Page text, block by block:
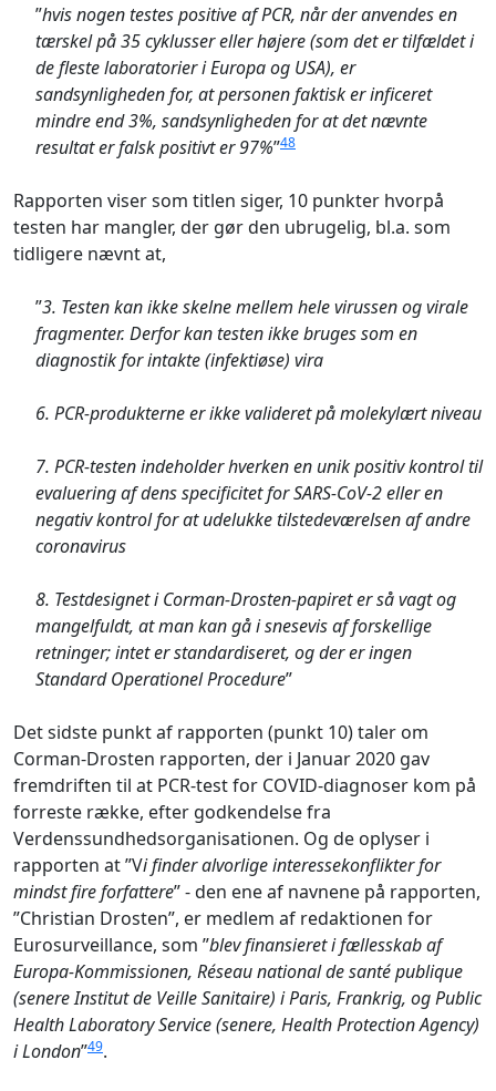
”hvis nogen testes positive af PCR, når der anvendes en
tærskel på 35 cyklusser eller højere (som det er tilfældet i
de fleste laboratorier i Europa og USA), er
sandsynligheden for, at personen faktisk er inficeret
mindre end 3%, sandsynligheden for at det nævnte
resultat er falsk positivt er 97%”48
Rapporten viser som titlen siger, 10 punkter hvorpå
testen har mangler, der gør den ubrugelig, bl.a. som
tidligere nævnt at,
”3. Testen kan ikke skelne mellem hele virussen og virale
fragmenter. Derfor kan testen ikke bruges som en
diagnostik for intakte (infektiøse) vira
6. PCR-produkterne er ikke valideret på molekylært niveau
7. PCR-testen indeholder hverken en unik positiv kontrol til
evaluering af dens specificitet for SARS-CoV-2 eller en
negativ kontrol for at udelukke tilstedeværelsen af andre
coronavirus
8. Testdesignet i Corman-Drosten-papiret er så vagt og
mangelfuldt, at man kan gå i snesevis af forskellige
retninger; intet er standardiseret, og der er ingen
Standard Operationel Procedure”
Det sidste punkt af rapporten (punkt 10) taler om
Corman-Drosten rapporten, der i Januar 2020 gav
fremdriften til at PCR-test for COVID-diagnoser kom på
forreste række, efter godkendelse fra
Verdenssundhedsorganisationen. Og de oplyser i
rapporten at ”Vi finder alvorlige interessekonflikter for
mindst fire forfattere” - den ene af navnene på rapporten,
”Christian Drosten”, er medlem af redaktionen for
Eurosurveillance, som ”blev finansieret i fællesskab af
Europa-Kommissionen, Réseau national de santé publique
(senere Institut de Veille Sanitaire) i Paris, Frankrig, og Public
Health Laboratory Service (senere, Health Protection Agency)
i London”49.